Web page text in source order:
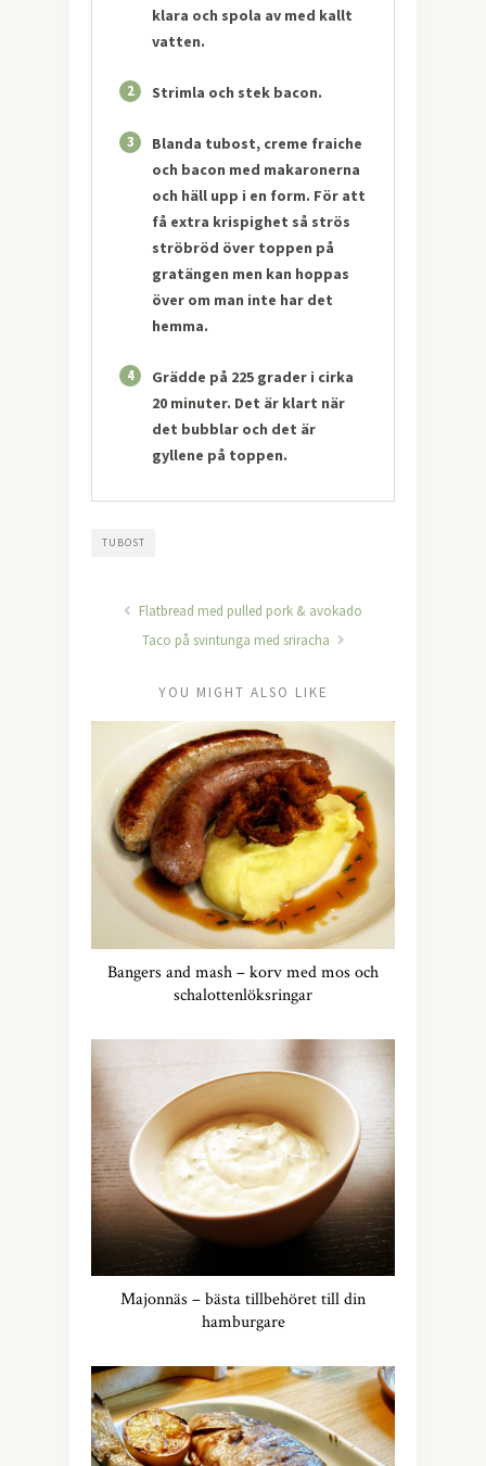
klara och spola av med kallt
vatten.
2 Strimla och stek bacon.
3
Blanda tubost, creme fraiche
och bacon med makaronerna
och häll upp i en form. För att
få extra krispighet så strös
ströbröd över toppen på
gratängen men kan hoppas
över om man inte har det
hemma.
4
Grädde på 225 grader i cirka
20 minuter. Det är klart när
det bubblar och det är
gyllene på toppen.
TUBOST
Flatbread med pulled pork & avokado
Taco på svintunga med sriracha
YOU MIGHT ALSO LIKE
Bangers and mash – korv med mos och
schalottenlöksringar
Majonnäs – bästa tillbehöret till din
hamburgare